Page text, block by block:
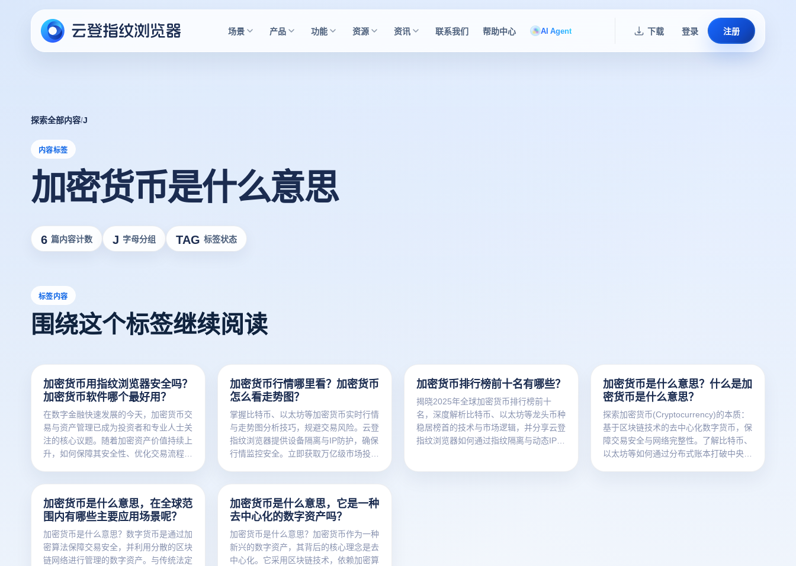
场景 产品 功能 资源 资讯 联系我们 帮助中心 AI Agent 下载 登录 注册
探索全部内容/J
内容标签
加密货币是什么意思
6 篇内容计数 J 字母分组 TAG 标签状态
标签内容
围绕这个标签继续阅读
加密货币用指纹浏览器安全吗？
加密货币软件哪个最好用？
在数字金融快速发展的今天，加密货币交
易与资产管理已成为投资者和专业人士关
注的核心议题。随着加密资产价值持续上
升，如何保障其安全性、优化交易流程、
在数字资产世界中稳健前行。
加密货币行情哪里看？加密货币
怎么看走势图？
掌握比特币、以太坊等加密货币实时行情
与走势图分析技巧，规避交易风险。云登
指纹浏览器提供设备隔离与IP防护，确保
行情监控安全。立即获取万亿级市场投资
加密货币排行榜前十名有哪些？
揭晓2025年全球加密货币排行榜前十
名，深度解析比特币、以太坊等龙头币种
稳居榜首的技术与市场逻辑，并分享云登
指纹浏览器如何通过指纹隔离与动态IP技
加密货币是什么意思？什么是加
密货币是什么意思？
探索加密货币(Cryptocurrency)的本质：
基于区块链技术的去中心化数字货币，保
障交易安全与网络完整性。了解比特币、
以太坊等如何通过分布式账本打破中央银
加密货币是什么意思，在全球范
围内有哪些主要应用场景呢？
加密货币是什么意思？数字货币是通过加
密算法保障交易安全，并利用分散的区块
链网络进行管理的数字资产。与传统法定
加密货币是什么意思，它是一种
去中心化的数字资产吗？
加密货币是什么意思？加密货币作为一种
新兴的数字资产，其背后的核心理念是去
中心化。它采用区块链技术，依赖加密算